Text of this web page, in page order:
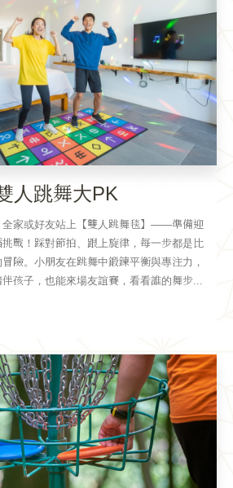
人跳舞大PK
全家或好友站上【雙人跳舞毯】——準備迎
戰！踩對節拍、跟上旋律，每一步都是比
險。小朋友在跳舞中鍛鍊平衡與專注力，
孩子，也能來場友誼賽，看看誰的舞步...